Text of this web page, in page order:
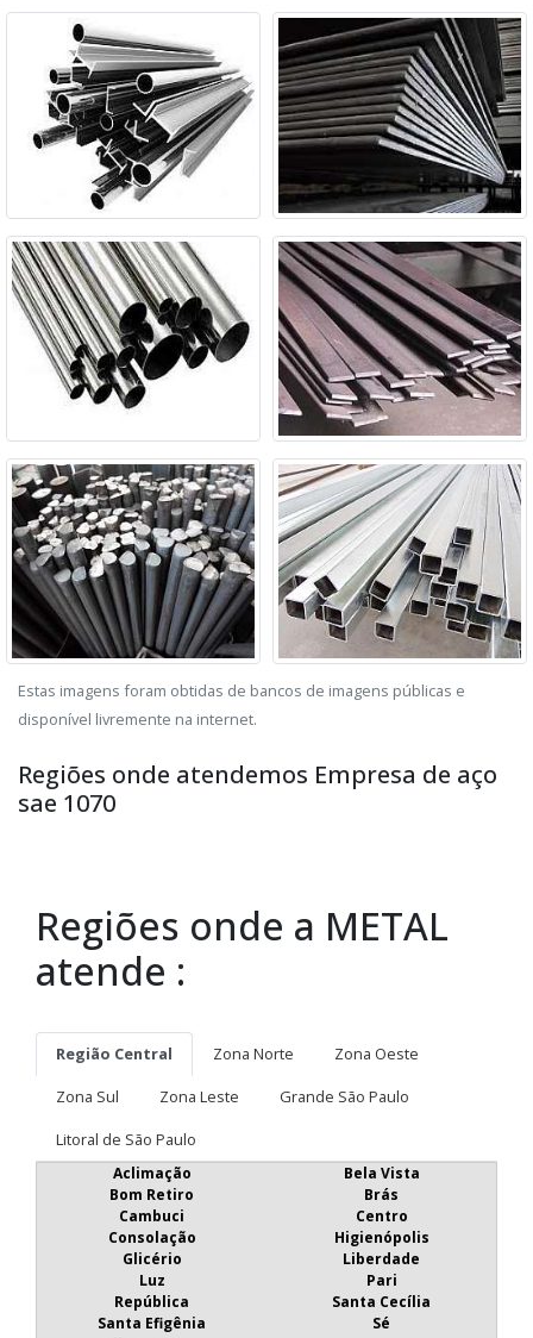
Estas imagens foram obtidas de bancos de imagens públicas e
disponível livremente na internet.
Regiões onde atendemos Empresa de aço
sae 1070
Regiões onde a METAL
atende :
Região Central Zona Norte
Zona Oeste
Zona Sul
Zona Leste
Grande São Paulo
Litoral de São Paulo
Aclimação
Bela Vista
Bom Retiro
Brás
Cambuci
Centro
Consolação
Higienópolis
Glicério
Liberdade
Luz
Pari
República
Santa Cecília
Santa Efigênia
Sé